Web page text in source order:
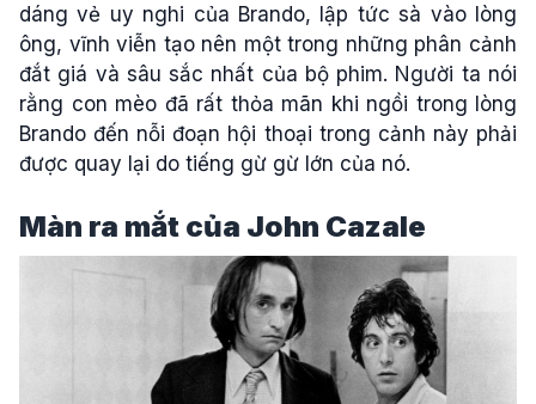
dáng vẻ uy nghi của Brando, lập tức sà vào lòng
ông, vĩnh viễn tạo nên một trong những phân cảnh
đắt giá và sâu sắc nhất của bộ phim. Người ta nói
rằng con mèo đã rất thỏa mãn khi ngồi trong lòng
Brando đến nỗi đoạn hội thoại trong cảnh này phải
được quay lại do tiếng gừ gừ lớn của nó.
Màn ra mắt của John Cazale